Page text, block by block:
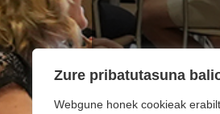
Zure pribatutasuna
Webgune honek cookieak